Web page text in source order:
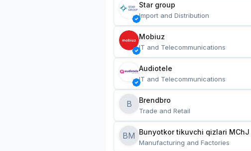
Star group
Import and Distribution
Mobiuz
IT and Telecommunications
Audiotele
IT and Telecommunications
B Brendbro
Trade and Retail
BM
Manufacturing and Factories